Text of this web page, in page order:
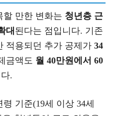
할 만한 변화는 청년층 근
대 된다는 점입니다. 기존
적용되던 추가 공제가 34
금액도 월 40만원에서 60
.
기준(19세 이상 34세